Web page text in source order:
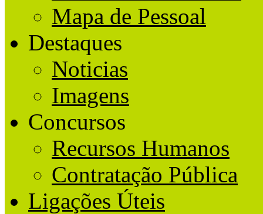
Mapa de Pessoal
Destaques
Noticias
Imagens
Concursos
Recursos Humanos
Contratação Pública
Ligações Úteis